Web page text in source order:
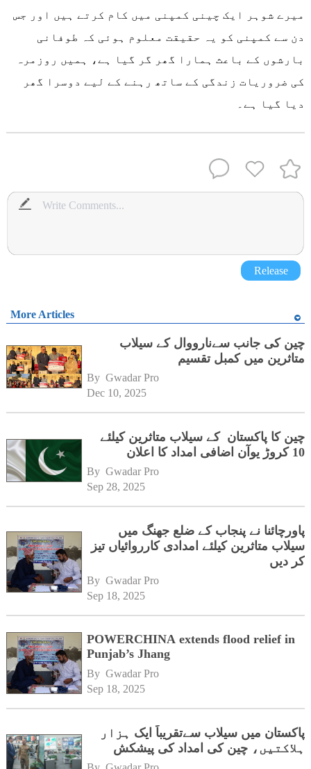
میرے شوہر ایک چینی کمپنی میں کام کرتے ہیں اور جس
دن سے کمپنی کو یہ حقیقت معلوم ہوئی کہ طوفانی
بارشوں کے باعث ہمارا گھر گر گیا ہے، ہمیں روزمرہ
کی ضروریات زندگی کے ساتھ رہنے کے لیے دوسرا گھر
دیا گیا ہے۔
Release
More Articles
چین کی جانب سےنارووال کے سیلاب
متاثرین میں کمبل تقسیم
By Gwadar Pro
Dec 10, 2025
چین کا پاکستان کے سیلاب متاثرین کیلئے
10 کروڑ یوآن اضافی امداد کا اعلان
By Gwadar Pro
Sep 28, 2025
پاورچائنا نے پنجاب کے ضلع جھنگ میں
سیلاب متاثرین کیلئے امدادی کارروائیاں تیز
کر دیں
By Gwadar Pro
Sep 18, 2025
POWERCHINA extends flood relief in
Punjab’s Jhang
By Gwadar Pro
Sep 18, 2025
پاکستان میں سیلاب سےتقریباً ایک ہزار
ہلاکتیں، چین کی امداد کی پیشکش